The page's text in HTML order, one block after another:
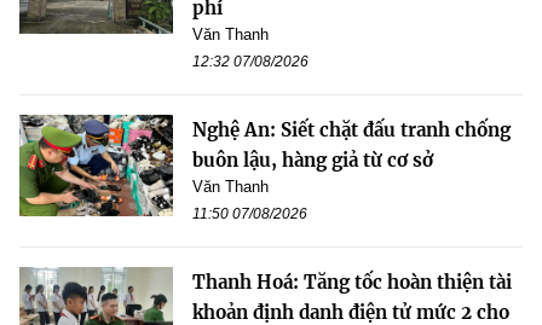
phí
Văn Thanh
12:32 07/08/2026
Nghệ An: Siết chặt đấu tranh chống
buôn lậu, hàng giả từ cơ sở
Văn Thanh
11:50 07/08/2026
Thanh Hoá: Tăng tốc hoàn thiện tài
khoản định danh điện tử mức 2 cho